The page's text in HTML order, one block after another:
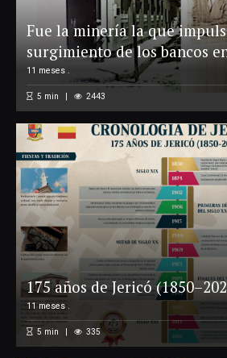
Fue la minería la que
surgimiento de los bancos
11 meses .
5 min 2443
175 años de Jericó
11 meses .
5 min 335